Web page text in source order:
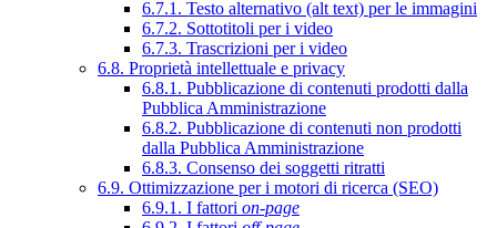
6.7.1. Testo alternativo (alt text) per le immagini
6.7.2. Sottotitoli per i video
6.7.3. Trascrizioni per i video
6.8. Proprietà intellettuale e privacy
6.8.1. Pubblicazione di contenuti prodotti dalla
Pubblica Amministrazione
6.8.2. Pubblicazione di contenuti non prodotti
dalla Pubblica Amministrazione
6.8.3. Consenso dei soggetti ritratti
6.9. Ottimizzazione per i motori di ricerca (SEO)
6.9.1. I fattori on-page